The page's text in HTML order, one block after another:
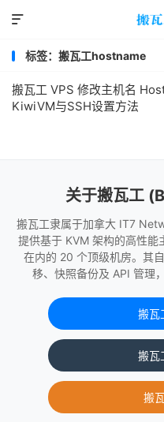

标签：搬瓦工hostname
搬瓦工 VPS 修改主机名
KiwiVM与SSH设置方法
关于搬瓦工
搬瓦工隶属于加拿大 IT7
提供基于 KVM 架构的高性能
在内的 20 个顶级机房。其
移、快照备份及 API 管理
搬瓦
搬瓦
搬